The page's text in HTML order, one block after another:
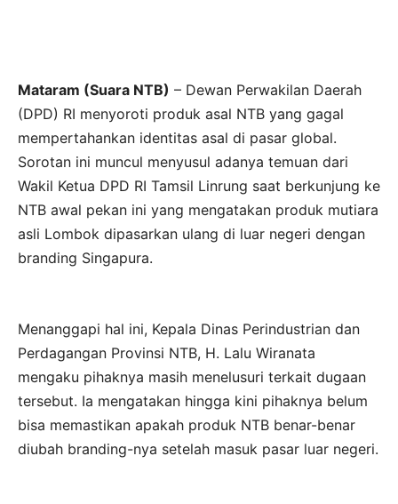
Mataram (Suara NTB) – Dewan Perwakilan Daerah
(DPD) RI menyoroti produk asal NTB yang gagal
mempertahankan identitas asal di pasar global.
Sorotan ini muncul menyusul adanya temuan dari
Wakil Ketua DPD RI Tamsil Linrung saat berkunjung ke
NTB awal pekan ini yang mengatakan produk mutiara
asli Lombok dipasarkan ulang di luar negeri dengan
branding Singapura.
Menanggapi hal ini, Kepala Dinas Perindustrian dan
Perdagangan Provinsi NTB, H. Lalu Wiranata
mengaku pihaknya masih menelusuri terkait dugaan
tersebut. Ia mengatakan hingga kini pihaknya belum
bisa memastikan apakah produk NTB benar-benar
diubah branding-nya setelah masuk pasar luar negeri.